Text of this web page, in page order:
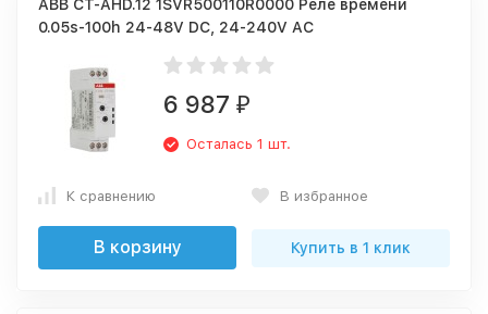
ABB CT-AHD.12 1SVR500110R0000 Реле времени
0.05s-100h 24-48V DC, 24-240V AC
6 987 ₽
Осталась 1 шт.
К сравнению В избранное
В корзину Купить в 1 клик